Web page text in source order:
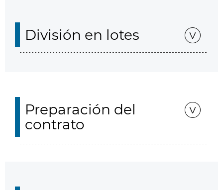
División en lotes
Preparación del
contrato